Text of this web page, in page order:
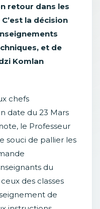
retour dans les
la décision
et de
Komlan
chefs
date du 23 Mars
le Professeur
souci de pallier les
du
des classes
de